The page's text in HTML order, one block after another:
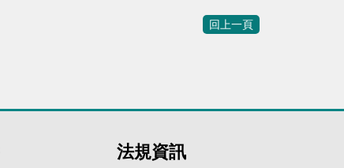
回上一頁
法規資訊